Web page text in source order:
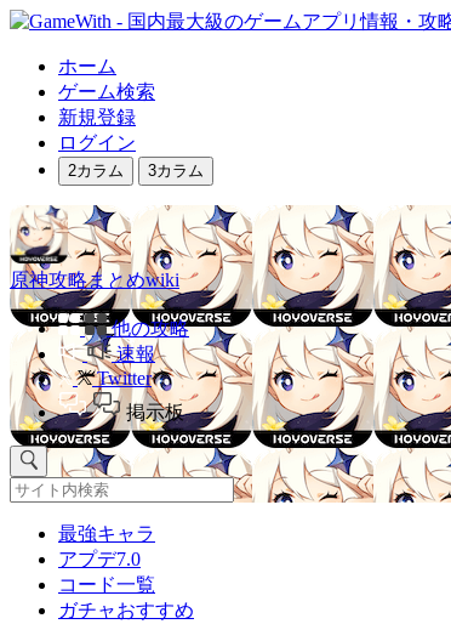
ホーム
ゲーム検索
新規登録
ログイン
2カラム 3カラム
原神攻略まとめwiki
他の攻略
速報
Twitter
掲示板
最強キャラ
アプデ7.0
コード一覧
ガチャおすすめ